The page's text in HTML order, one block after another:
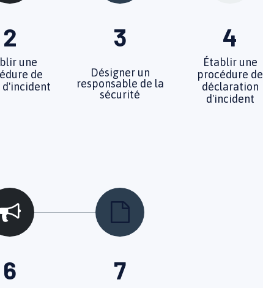
2
une
de
d'incident
3
Désigner un
responsable de la
sécurité
4
Établir une
procédure de
déclaration
d'incident
6 7